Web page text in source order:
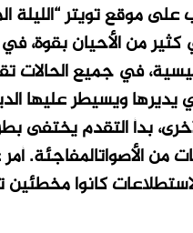
على موقع تويتر “الليلة
كثير من الأحيان بقوة،
في جميع الحالات
يديرها ويسيطر عليها
بدأ التقدم يختفى
من الأصواتالمفاجئة.
كانوا مخطئين